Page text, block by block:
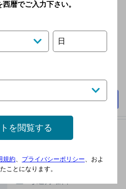
無
110席
詳細を見る
暦でご入力下さい。
日
を閲覧する
規約、 プライバシーポリシー、およ
ことになります。